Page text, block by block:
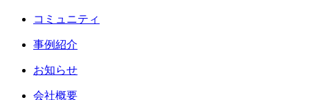
コミュニティ
事例紹介
お知らせ
会社概要